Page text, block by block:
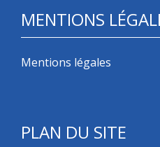
MENTIONS
Mentions légales
PLAN DU SITE